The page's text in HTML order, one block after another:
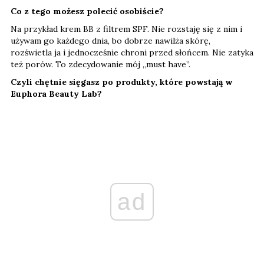
Co z tego możesz polecić osobiście?
Na przykład krem BB z filtrem SPF. Nie rozstaję się z nim i
używam go każdego dnia, bo dobrze nawilża skórę,
rozświetla ja i jednocześnie chroni przed słońcem. Nie zatyka
też porów. To zdecydowanie mój „must have”.
Czyli chętnie sięgasz po produkty, które powstają w
Euphora Beauty Lab?
ad